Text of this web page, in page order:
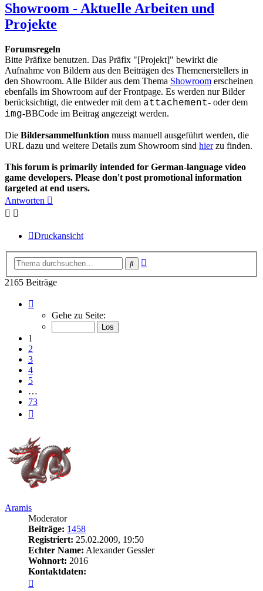
Showroom - Aktuelle Arbeiten und
Projekte
Forumsregeln
Bitte Präfixe benutzen. Das Präfix "[Projekt]" bewirkt die
Aufnahme von Bildern aus den Beiträgen des Themenerstellers in
den Showroom. Alle Bilder aus dem Thema Showroom erscheinen
ebenfalls im Showroom auf der Frontpage. Es werden nur Bilder
berücksichtigt, die entweder mit dem attachement- oder dem
img-BBCode im Beitrag angezeigt werden.
Die Bildersammelfunktion muss manuell ausgeführt werden, die
URL dazu und weitere Details zum Showroom sind hierzu finden.
This forum is primarily intended for German-language video
game developers. Please don't post promotional information
targeted at end users.
Antworten
Druckansicht
Suche
2165 Beiträge
von
Gehe zu Seite:
1
2
3
4
5
…
73
Aramis
Moderator
Beiträge: 1458
Registriert: 25.02.2009, 19:50
Echter Name: Alexander Gessler
Wohnort: 2016
Kontaktdaten: